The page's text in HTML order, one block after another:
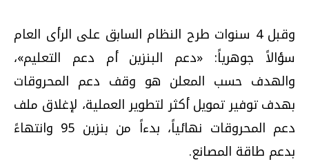
وقبل 4 سنوات طرح النظام السابق على الرأى العام
سؤالاً جوهرياً: «دعم البنزين أم دعم التعليم»،
والهدف حسب المعلن هو وقف دعم المحروقات
بهدف توفير تمويل أكثر لتطوير العملية، لإغلاق ملف
دعم المحروقات نهائياً، بدءاً من بنزين 95 وانتهاءً
بدعم طاقة المصانع.